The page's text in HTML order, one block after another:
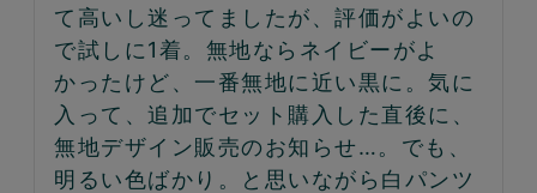
て高いし迷ってましたが、評価がよいの
で試しに1着。無地ならネイビーがよ
かったけど、一番無地に近い黒に。気に
入って、追加でセット購入した直後に、
無地デザイン販売のお知らせ…。でも、
明るい色ばかり。と思いながら白パンツ